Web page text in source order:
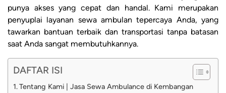
punya akses yang cepat dan handal. Kami merupakan
penyuplai layanan sewa ambulan tepercaya Anda, yang
tawarkan bantuan terbaik dan transportasi tanpa batasan
saat Anda sangat membutuhkannya.
DAFTAR ISI
Tentang Kami | Jasa Sewa Ambulance di Kembangan